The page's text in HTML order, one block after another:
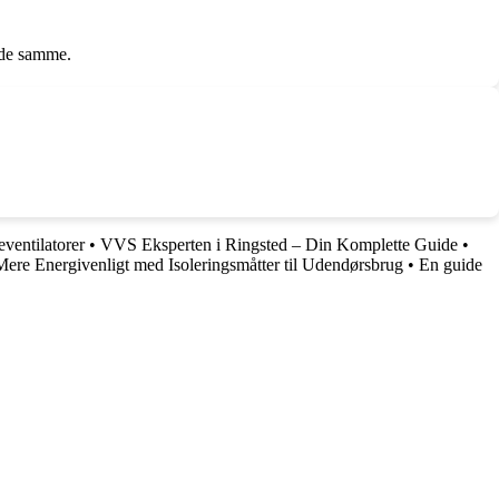
samme.
• VVS Eksperten i Ringsted – Din Komplette Guide •
Energivenligt med Isoleringsmåtter til Udendørsbrug • En guide